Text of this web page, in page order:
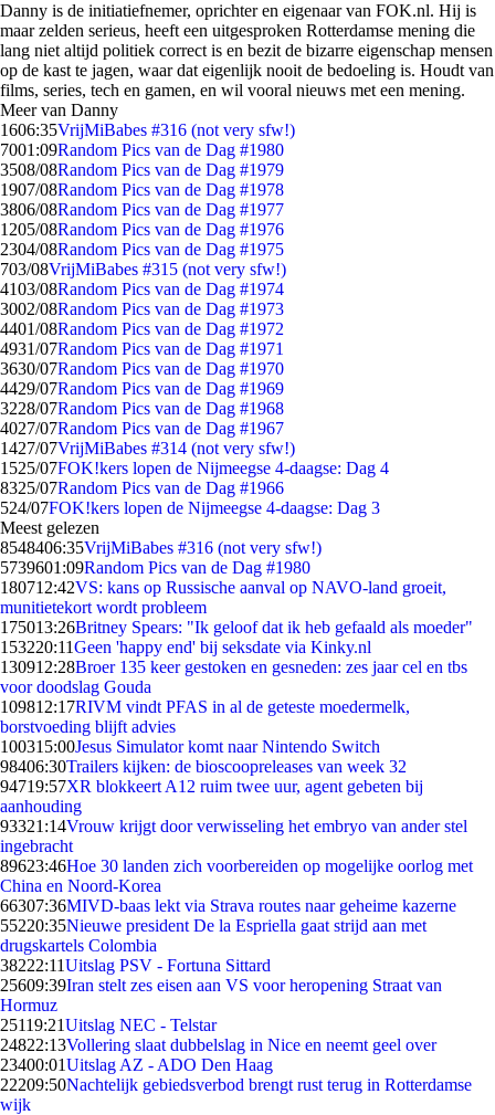
Danny is de initiatiefnemer, oprichter en eigenaar van FOK.nl. Hij is
maar zelden serieus, heeft een uitgesproken Rotterdamse mening die
lang niet altijd politiek correct is en bezit de bizarre eigenschap mensen
op de kast te jagen, waar dat eigenlijk nooit de bedoeling is. Houdt van
films, series, tech en gamen, en wil vooral nieuws met een mening.
Meer van Danny
1606:35VrijMiBabes #316 (not very sfw!)
7001:09Random Pics van de Dag #1980
3508/08Random Pics van de Dag #1979
1907/08Random Pics van de Dag #1978
3806/08Random Pics van de Dag #1977
1205/08Random Pics van de Dag #1976
2304/08Random Pics van de Dag #1975
703/08VrijMiBabes #315 (not very sfw!)
4103/08Random Pics van de Dag #1974
3002/08Random Pics van de Dag #1973
4401/08Random Pics van de Dag #1972
4931/07Random Pics van de Dag #1971
3630/07Random Pics van de Dag #1970
4429/07Random Pics van de Dag #1969
3228/07Random Pics van de Dag #1968
4027/07Random Pics van de Dag #1967
1427/07VrijMiBabes #314 (not very sfw!)
1525/07FOK!kers lopen de Nijmeegse 4-daagse: Dag 4
8325/07Random Pics van de Dag #1966
524/07FOK!kers lopen de Nijmeegse 4-daagse: Dag 3
Meest gelezen
8548406:35VrijMiBabes #316 (not very sfw!)
5739601:09Random Pics van de Dag #1980
180712:42VS: kans op Russische aanval op NAVO-land groeit,
munitietekort wordt probleem
175013:26Britney Spears: "Ik geloof dat ik heb gefaald als moeder"
153220:11Geen 'happy end' bij seksdate via Kinky.nl
130912:28Broer 135 keer gestoken en gesneden: zes jaar cel en tbs
voor doodslag Gouda
109812:17RIVM vindt PFAS in al de geteste moedermelk,
borstvoeding blijft advies
100315:00Jesus Simulator komt naar Nintendo Switch
98406:30Trailers kijken: de bioscoopreleases van week 32
94719:57XR blokkeert A12 ruim twee uur, agent gebeten bij
aanhouding
93321:14Vrouw krijgt door verwisseling het embryo van ander stel
ingebracht
89623:46Hoe 30 landen zich voorbereiden op mogelijke oorlog met
China en Noord-Korea
66307:36MIVD-baas lekt via Strava routes naar geheime kazerne
55220:35Nieuwe president De la Espriella gaat strijd aan met
drugskartels Colombia
38222:11Uitslag PSV - Fortuna Sittard
25609:39Iran stelt zes eisen aan VS voor heropening Straat van
Hormuz
25119:21Uitslag NEC - Telstar
24822:13Vollering slaat dubbelslag in Nice en neemt geel over
23400:01Uitslag AZ - ADO Den Haag
22209:50Nachtelijk gebiedsverbod brengt rust terug in Rotterdamse
wijk